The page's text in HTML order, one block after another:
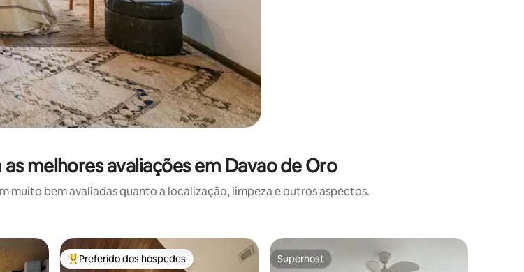
melhores avaliações em Davao de Oro
muito bem avaliadas quanto a localização, limpeza e outros aspectos.
hóspedes Entre os melhores preferidos dos hóspedes
Preferido dos hóspedes Superhost
Superhost